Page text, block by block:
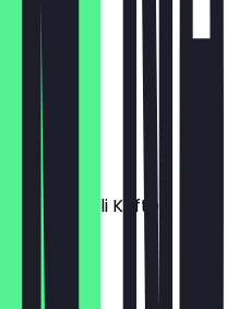
Hummus
4,90 €
Foul
5,90 €
Kibbeh / Içli Köfte
6,90 €
Çiğ Köfte